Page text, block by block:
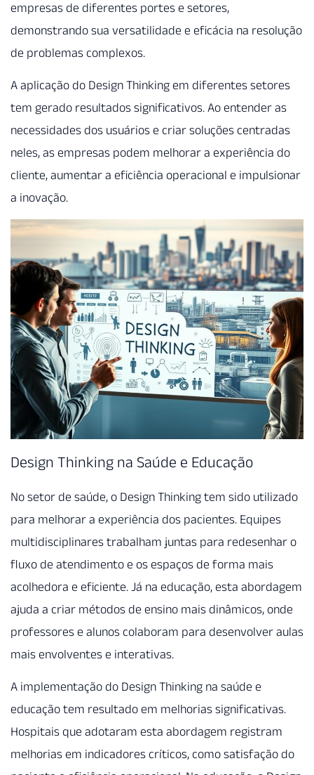
empresas de diferentes portes e setores,
demonstrando sua versatilidade e eficácia na resolução
de problemas complexos.
A aplicação do Design Thinking em diferentes setores
tem gerado resultados significativos. Ao entender as
necessidades dos usuários e criar soluções centradas
neles, as empresas podem melhorar a experiência do
cliente, aumentar a eficiência operacional e impulsionar
a inovação.
Design Thinking na Saúde e Educação
No setor de saúde, o Design Thinking tem sido utilizado
para melhorar a experiência dos pacientes. Equipes
multidisciplinares trabalham juntas para redesenhar o
fluxo de atendimento e os espaços de forma mais
acolhedora e eficiente. Já na educação, esta abordagem
ajuda a criar métodos de ensino mais dinâmicos, onde
professores e alunos colaboram para desenvolver aulas
mais envolventes e interativas.
A implementação do Design Thinking na saúde e
educação tem resultado em melhorias significativas.
Hospitais que adotaram esta abordagem registram
melhorias em indicadores críticos, como satisfação do